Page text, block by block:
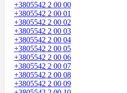
+3805542 2 00 00
+3805542 2 00 01
+3805542 2 00 02
+3805542 2 00 03
+3805542 2 00 04
+3805542 2 00 05
+3805542 2 00 06
+3805542 2 00 07
+3805542 2 00 08
+3805542 2 00 09